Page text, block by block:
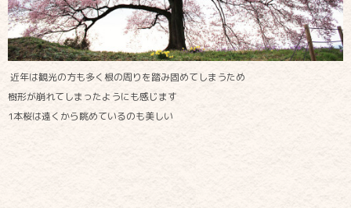
近年は観光の方も多く根の周りを踏み固めてしまうため
樹形が崩れてしまったようにも感じます
1本桜は遠くから眺めているのも美しい